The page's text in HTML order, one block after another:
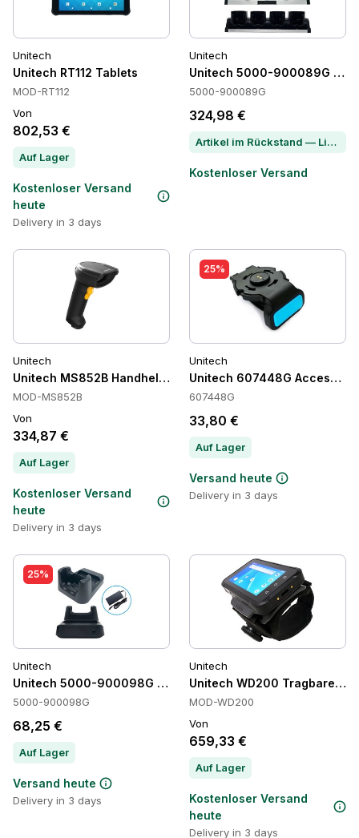
Unitech
Unitech RT112 Tablets
MOD-RT112
Von
802,53 €
Auf Lager
Kostenloser Versand
heute
Delivery in 3 days
Unitech
Unitech 5000-900089G
5000-900089G
324,98 €
Artikel im Rückstand — Lieferzeit per Chat erfragen
Kostenloser Versand
Unitech
Unitech MS852B Handheld Barcode-Scanner
MOD-MS852B
Von
334,87 €
Auf Lager
Kostenloser Versand
heute
Delivery in 3 days
25%
Unitech
Unitech 607448G
607448G
33,80 €
Auf Lager
Versand heute
Delivery in 3 days
25%
Unitech
Unitech 5000-900098G Cradles
5000-900098G
68,25 €
Auf Lager
Versand heute
Delivery in 3 days
Unitech
Unitech WD200 Tragbare
MOD-WD200
Von
659,33 €
Auf Lager
Kostenloser Versand
heute
Delivery in 3 days